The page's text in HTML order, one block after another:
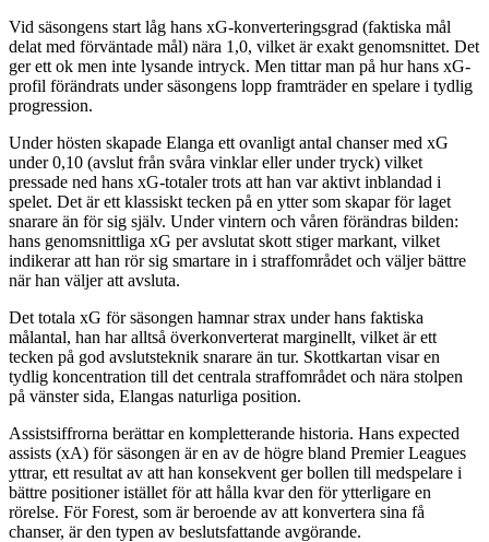
Vid säsongens start låg hans xG-konverteringsgrad (faktiska mål
delat med förväntade mål) nära 1,0, vilket är exakt genomsnittet. Det
ger ett ok men inte lysande intryck. Men tittar man på hur hans xG-
profil förändrats under säsongens lopp framträder en spelare i tydlig
progression.
Under hösten skapade Elanga ett ovanligt antal chanser med xG
under 0,10 (avslut från svåra vinklar eller under tryck) vilket
pressade ned hans xG-totaler trots att han var aktivt inblandad i
spelet. Det är ett klassiskt tecken på en ytter som skapar för laget
snarare än för sig själv. Under vintern och våren förändras bilden:
hans genomsnittliga xG per avslutat skott stiger markant, vilket
indikerar att han rör sig smartare in i straffområdet och väljer bättre
när han väljer att avsluta.
Det totala xG för säsongen hamnar strax under hans faktiska
målantal, han har alltså överkonverterat marginellt, vilket är ett
tecken på god avslutsteknik snarare än tur. Skottkartan visar en
tydlig koncentration till det centrala straffområdet och nära stolpen
på vänster sida, Elangas naturliga position.
Assistsiffrorna berättar en kompletterande historia. Hans expected
assists (xA) för säsongen är en av de högre bland Premier Leagues
yttrar, ett resultat av att han konsekvent ger bollen till medspelare i
bättre positioner istället för att hålla kvar den för ytterligare en
rörelse. För Forest, som är beroende av att konvertera sina få
chanser, är den typen av beslutsfattande avgörande.